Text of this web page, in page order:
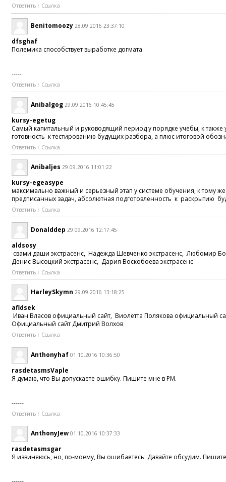
Ответить Ссылка
Benitomoozy 28.09.2016 23:37:10
dfsghaf
Полемика способствует выработке догмата.
-----
Ответить Ссылка
Anibalgog 29.09.2016 10:45:45
kursy-egetug
Самый капитальный и руководящий период у порядке учебы, к
готовность к тестированию будущих разбора, а плюс итоговой
Ответить Ссылка
Anibaljes 29.09.2016 11:01:22
kursy-egeasype
максимально важный и серьезный этап у системе обучения, к тому
предписанных задач, абсолютная подготовленность к раскрытию
Ответить Ссылка
Donalddep 29.09.2016 12:17:45
aldsosy
свами даши экстрасенс, Надежда Шевченко экстрасенс, Любомир
Денис Высоцкий экстрасенс, Дария Воскобоева экстрасенс
Ответить Ссылка
HarleySkymn 29.09.2016 13:18:25
afldsek
Иван Власов официальный сайт, Виолетта Полякова официальный
Официальный сайт Дмитрий Волхов
Ответить Ссылка
Anthonyhaf 01.10.2016 10:36:50
rasdetasmsVaple
Я думаю, что Вы допускаете ошибку. Пишите мне в PM.
------
Ответить Ссылка
AnthonyJew 01.10.2016 10:37:33
rasdetasmsgar
Я извиняюсь, но, по-моему, Вы ошибаетесь. Давайте обсудим.